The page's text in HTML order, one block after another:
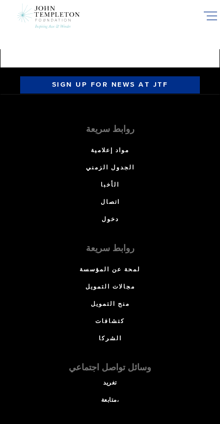
SIGN UP FOR NEWS AT JTF
روابط سريعة
مواد إعلامية
الجدول الزمني
الأخبا
اتصال
دخول
روابط سريعة
لمحة عن المؤسسة
مجالات التمويل
منح التمويل
كتشافات
الشركا
وسائل تواصل اجتماعي
تغريد
متابعة،